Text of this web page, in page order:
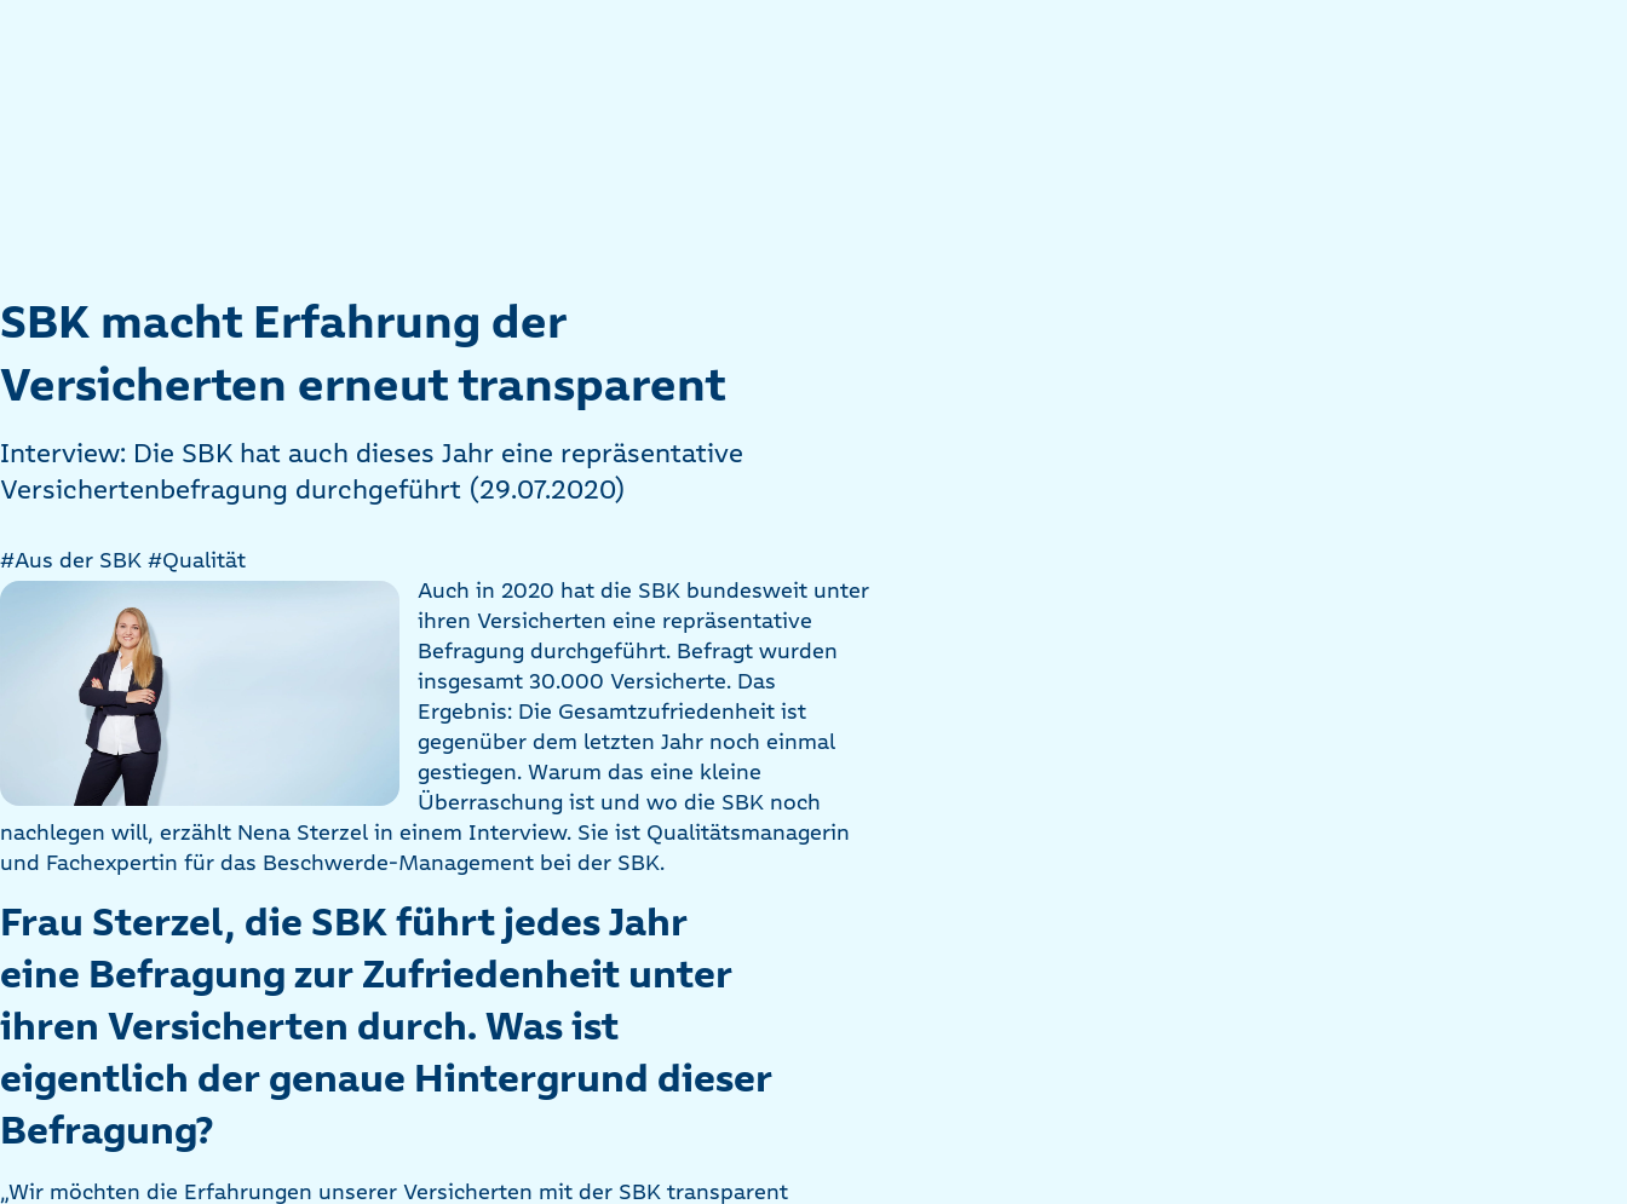
SBK macht Erfahrung der
Versicherten erneut transparent
Interview: Die SBK hat auch dieses Jahr eine repräsentative
Versichertenbefragung durchgeführt (29.07.2020)
#Aus der SBK #Qualität
Auch in 2020 hat die SBK bundesweit unter
ihren Versicherten eine repräsentative
Befragung durchgeführt. Befragt wurden
insgesamt 30.000 Versicherte. Das
Ergebnis: Die Gesamtzufriedenheit ist
gegenüber dem letzten Jahr noch einmal
gestiegen. Warum das eine kleine
Überraschung ist und wo die SBK noch
nachlegen will, erzählt Nena Sterzel in einem Interview. Sie ist Qualitätsmanagerin
und Fachexpertin für das Beschwerde-Management bei der SBK.
Frau Sterzel, die SBK führt jedes Jahr
eine Befragung zur Zufriedenheit unter
ihren Versicherten durch. Was ist
eigentlich der genaue Hintergrund dieser
Befragung?
„Wir möchten die Erfahrungen unserer Versicherten mit der SBK transparent